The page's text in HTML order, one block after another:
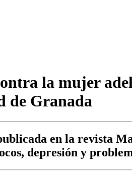
la mujer
de Granada
en la revista
depresión y